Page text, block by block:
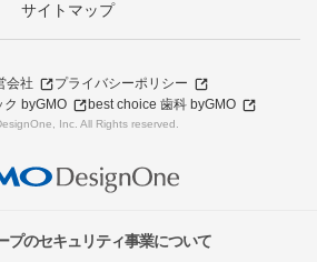
サイトマップ
会社
プライバシーポリシー
ク byGMO
best choice 歯科 byGMO
Inc. All Rights reserved.
プのセキュリティ事業について